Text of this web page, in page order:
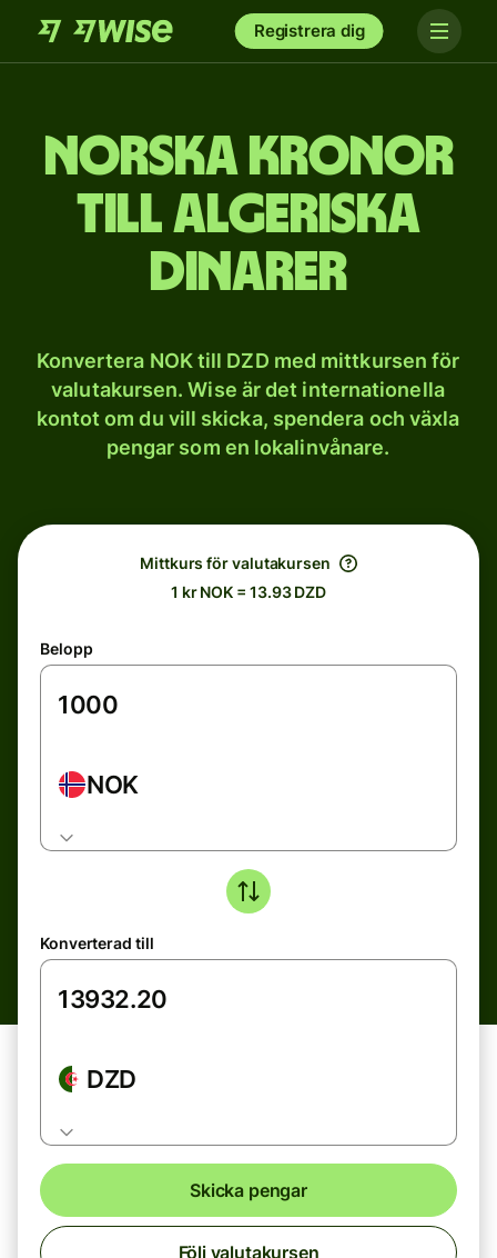
Registrera dig
Norska kronor
till algeriska
dinarer
Konvertera NOK till DZD med mittkursen för
valutakursen. Wise är det internationella
kontot om du vill skicka, spendera och växla
pengar som en lokalinvånare.
Mittkurs för valutakursen
1 kr NOK = 13.93 DZD
Belopp
NOK
Konverterad till
DZD
Skicka pengar
Följ valutakursen